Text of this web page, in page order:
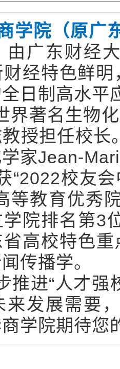
学院（原广
由广东财经
经特色鲜
日制高水平
著名生物化
授担任校
家Jean-
校友会
等教育优秀
院排名第3
省高校特色
传播学。
进“人才强
来发展需要
学院期待您